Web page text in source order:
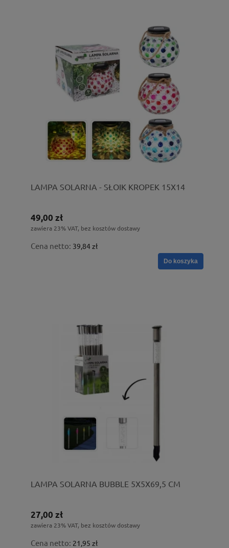
LAMPA SOLARNA - SŁOIK KROPEK 15X14
49,00 zł
zawiera 23% VAT, bez kosztów dostawy
Cena netto: 39,84 zł
Do koszyka
LAMPA SOLARNA BUBBLE 5X5X69,5 CM
27,00 zł
zawiera 23% VAT, bez kosztów dostawy
Cena netto: 21,95 zł